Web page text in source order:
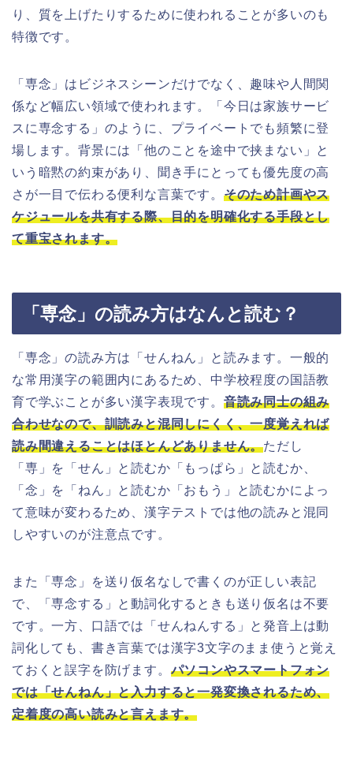
り、質を上げたりするために使われることが多いのも
特徴です。
「専念」はビジネスシーンだけでなく、趣味や人間関
係など幅広い領域で使われます。「今日は家族サービ
スに専念する」のように、プライベートでも頻繁に登
場します。背景には「他のことを途中で挟まない」と
いう暗黙の約束があり、聞き手にとっても優先度の高
さが一目で伝わる便利な言葉です。 そのため計画やス
ケジュールを共有する際、目的を明確化する手段とし
て重宝されます。
「専念」の読み方はなんと読む？
「専念」の読み方は「せんねん」と読みます。一般的
な常用漢字の範囲内にあるため、中学校程度の国語教
育で学ぶことが多い漢字表現です。 音読み同士の組み
合わせなので、訓読みと混同しにくく、一度覚えれば
読み間違えることはほとんどありません。ただし
「専」を「せん」と読むか「もっぱら」と読むか、
「念」を「ねん」と読むか「おもう」と読むかによっ
て意味が変わるため、漢字テストでは他の読みと混同
しやすいのが注意点です。
また「専念」を送り仮名なしで書くのが正しい表記
で、「専念する」と動詞化するときも送り仮名は不要
です。一方、口語では「せんねんする」と発音上は動
詞化しても、書き言葉では漢字3文字のまま使うと覚え
ておくと誤字を防げます。 パソコンやスマートフォン
では「せんねん」と入力すると一発変換されるため、
定着度の高い読みと言えます。